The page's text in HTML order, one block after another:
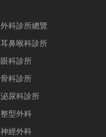
外科診所總覽
耳鼻喉科診所
眼科診所
骨科診所
泌尿科診所
整型外科
神經外科